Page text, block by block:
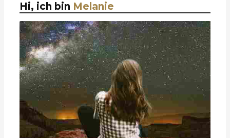
Hi, ich bin Melanie